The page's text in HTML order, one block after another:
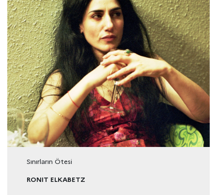
İzmir Fransız Kültür Merkezi
Sınırların Ötesi
RONIT ELKABETZ